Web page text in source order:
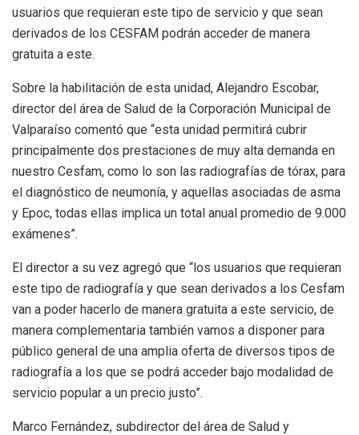
usuarios que requieran este tipo de servicio y que sean
derivados de los CESFAM podrán acceder de manera
gratuita a este.
Sobre la habilitación de esta unidad, Alejandro Escobar,
director del área de Salud de la Corporación Municipal de
Valparaíso comentó que “esta unidad permitirá cubrir
principalmente dos prestaciones de muy alta demanda en
nuestro Cesfam, como lo son las radiografías de tórax, para
el diagnóstico de neumonía, y aquellas asociadas de asma
y Epoc, todas ellas implica un total anual promedio de 9.000
exámenes”.
El director a su vez agregó que “los usuarios que requieran
este tipo de radiografía y que sean derivados a los Cesfam
van a poder hacerlo de manera gratuita a este servicio, de
manera complementaria también vamos a disponer para
público general de una amplia oferta de diversos tipos de
radiografía a los que se podrá acceder bajo modalidad de
servicio popular a un precio justo”.
Marco Fernández, subdirector del área de Salud y